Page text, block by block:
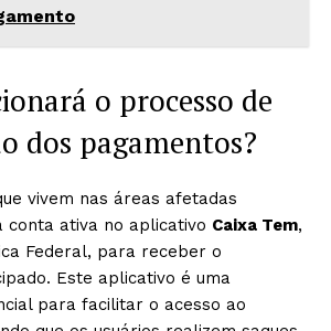
o processo de
dos pagamentos?
vivem nas áreas afetadas
conta ativa no aplicativo Caixa Tem,
Federal, para receber o
Este aplicativo é uma
para facilitar o acesso ao